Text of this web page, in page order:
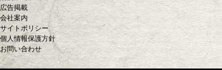
広告掲載
会社案内
サイトポリシー
個人情報保護方針
お問い合わせ